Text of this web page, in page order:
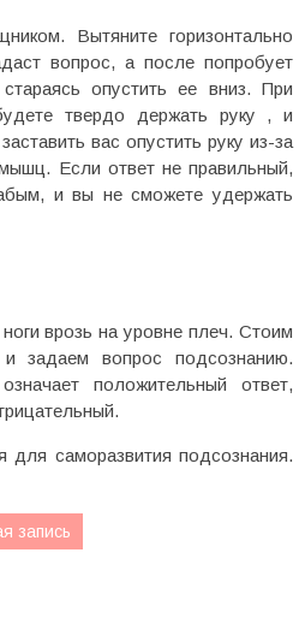
Вытяните горизонтально
вопрос, а после попробует
опустить ее вниз. При
твердо держать руку , и
вас опустить руку из-за
Если ответ не правильный,
и вы не сможете удержать
врозь на уровне плеч. Стоим
задаем вопрос подсознанию.
положительный ответ,
для саморазвития подсознания.
запись